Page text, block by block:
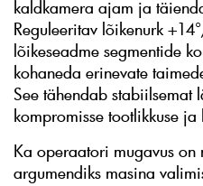
kaldkamera ajam ja
Reguleeritav lõikenurk
lõikeseadme segmentide
kohaneda erinevate
See tähendab stabiilsemat
kompromisse tootlikkuse
Ka operaatori mugavus on
argumendiks masina